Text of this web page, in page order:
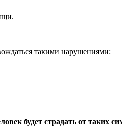
такими нарушениями:
будет страдать от таких